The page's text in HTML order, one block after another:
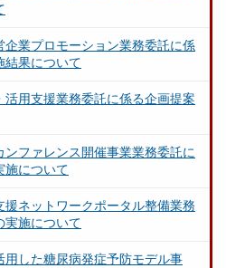
企業プロモーション業務委託に係
結果について
用支援業務委託に係る企画提案
ンファレンス開催事業業務委託に
施について
援ネットワークポータル整備業務
実施について
用した糖尿病発症予防モデル事